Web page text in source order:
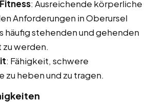
: Ausreichende körperliche
Anforderungen in Oberursel
häufig stehenden und gehenden
werden.
: Fähigkeit, schwere
zu heben und zu tragen.